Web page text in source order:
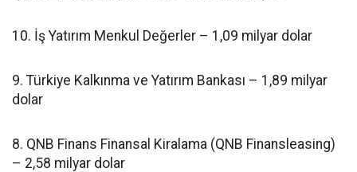
10. İş Yatırım Menkul Değerler – 1,09 milyar dolar
9. Türkiye Kalkınma ve Yatırım Bankası – 1,89 milyar
dolar
8. QNB Finans Finansal Kiralama (QNB Finansleasing)
– 2,58 milyar dolar